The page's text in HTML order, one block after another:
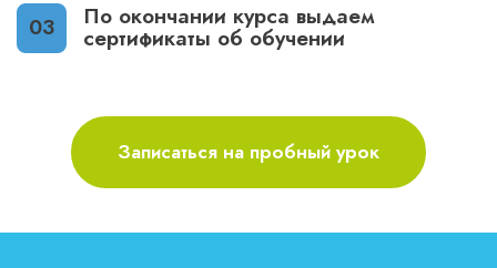
По окончании курса выдаем
сертификаты об обучении
Записаться на пробный урок